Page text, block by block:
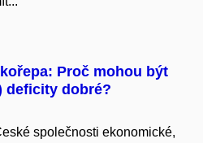
Proč mohou být
deficity dobré?
společnosti ekonomické,